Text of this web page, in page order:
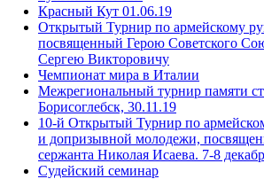
Красный Кут 01.06.19
Открытый Турнир по армейскому
посвященный Герою Советского
Сергею Викторовичу
Чемпионат мира в Италии
Межрегиональный турнир памяти
Борисоглебск, 30.11.19
10-й Открытый Турнир по
и допризывной молодежи,
сержанта Николая Исаева. 7-8
Судейский семинар